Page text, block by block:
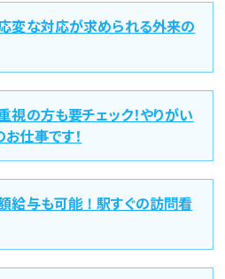
変な対応が求められる外来の
視の方も要チェック！やりがい
仕事です！
給与も可能！駅すぐの訪問看